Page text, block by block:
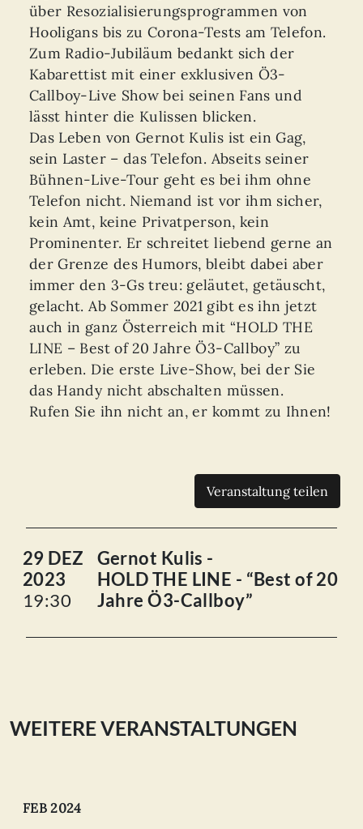
über Resozialisierungsprogrammen von
Hooligans bis zu Corona-Tests am Telefon.
Zum Radio-Jubiläum bedankt sich der
Kabarettist mit einer exklusiven Ö3-
Callboy-Live Show bei seinen Fans und
lässt hinter die Kulissen blicken.
Das Leben von Gernot Kulis ist ein Gag,
sein Laster – das Telefon. Abseits seiner
Bühnen-Live-Tour geht es bei ihm ohne
Telefon nicht. Niemand ist vor ihm sicher,
kein Amt, keine Privatperson, kein
Prominenter. Er schreitet liebend gerne an
der Grenze des Humors, bleibt dabei aber
immer den 3-Gs treu: geläutet, getäuscht,
gelacht. Ab Sommer 2021 gibt es ihn jetzt
auch in ganz Österreich mit “HOLD THE
LINE – Best of 20 Jahre Ö3-Callboy” zu
erleben. Die erste Live-Show, bei der Sie
das Handy nicht abschalten müssen.
Rufen Sie ihn nicht an, er kommt zu Ihnen!
Veranstaltung teilen
29 DEZ
2023
19:30
Gernot Kulis -
HOLD THE LINE - “Best of 20
Jahre Ö3-Callboy”
WEITERE VERANSTALTUNGEN
FEB 2024